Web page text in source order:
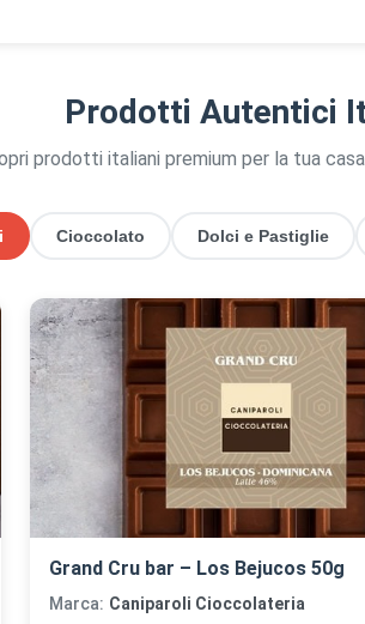
Prodotti Autentici
prodotti italiani premium per la tua
Cioccolato Dolci e Pastiglie
Grand Cru bar – Los Bejucos 50g
Marca: Caniparoli Cioccolateria